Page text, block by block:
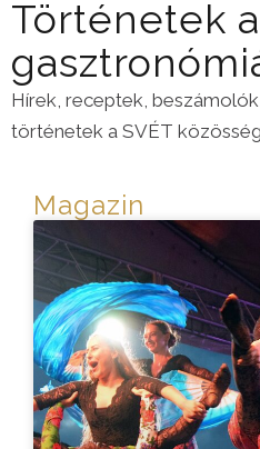
Történetek
Hírek, receptek,
történetek a SVÉT
Magazin